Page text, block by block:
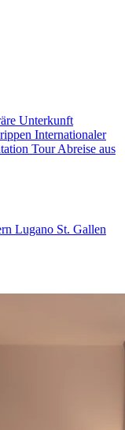
Unterkunft
Internationaler
TourAbreise aus
Lugano St. Gallen